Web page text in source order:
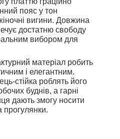
пояс у тон
вигини. Довжина
достатню свободу
вибором для
матеріал робить
і елегантним.
стійка роблять його
буднів, а гарні
дають змогу носити
прогулянки.